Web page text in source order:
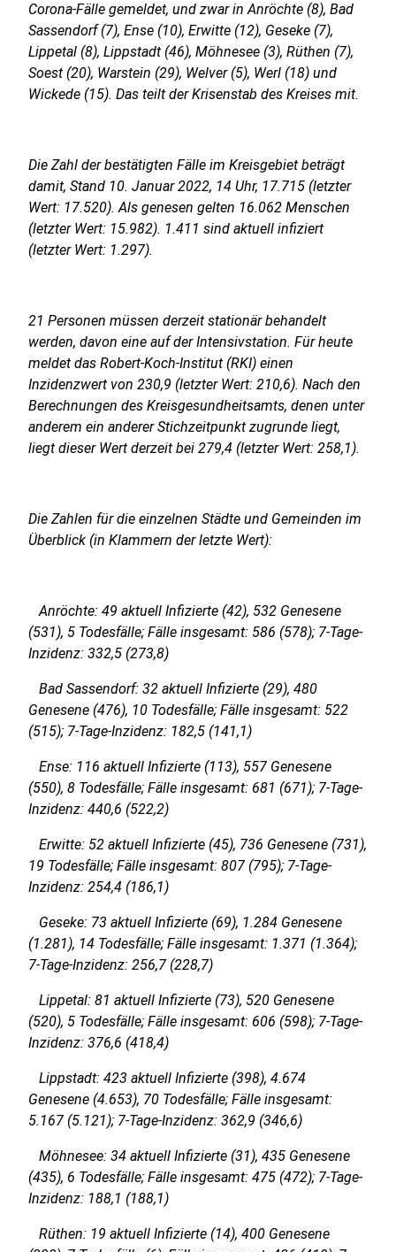
Corona-Fälle gemeldet, und zwar in Anröchte (8), Bad
Sassendorf (7), Ense (10), Erwitte (12), Geseke (7),
Lippetal (8), Lippstadt (46), Möhnesee (3), Rüthen (7),
Soest (20), Warstein (29), Welver (5), Werl (18) und
Wickede (15). Das teilt der Krisenstab des Kreises mit.
Die Zahl der bestätigten Fälle im Kreisgebiet beträgt
damit, Stand 10. Januar 2022, 14 Uhr, 17.715 (letzter
Wert: 17.520). Als genesen gelten 16.062 Menschen
(letzter Wert: 15.982). 1.411 sind aktuell infiziert
(letzter Wert: 1.297).
21 Personen müssen derzeit stationär behandelt
werden, davon eine auf der Intensivstation. Für heute
meldet das Robert-Koch-Institut (RKI) einen
Inzidenzwert von 230,9 (letzter Wert: 210,6). Nach den
Berechnungen des Kreisgesundheitsamts, denen unter
anderem ein anderer Stichzeitpunkt zugrunde liegt,
liegt dieser Wert derzeit bei 279,4 (letzter Wert: 258,1).
Die Zahlen für die einzelnen Städte und Gemeinden im
Überblick (in Klammern der letzte Wert):
Anröchte: 49 aktuell Infizierte (42), 532 Genesene
(531), 5 Todesfälle; Fälle insgesamt: 586 (578); 7-Tage-
Inzidenz: 332,5 (273,8)
Bad Sassendorf: 32 aktuell Infizierte (29), 480
Genesene (476), 10 Todesfälle; Fälle insgesamt: 522
(515); 7-Tage-Inzidenz: 182,5 (141,1)
Ense: 116 aktuell Infizierte (113), 557 Genesene
(550), 8 Todesfälle; Fälle insgesamt: 681 (671); 7-Tage-
Inzidenz: 440,6 (522,2)
Erwitte: 52 aktuell Infizierte (45), 736 Genesene (731),
19 Todesfälle; Fälle insgesamt: 807 (795); 7-Tage-
Inzidenz: 254,4 (186,1)
Geseke: 73 aktuell Infizierte (69), 1.284 Genesene
(1.281), 14 Todesfälle; Fälle insgesamt: 1.371 (1.364);
7-Tage-Inzidenz: 256,7 (228,7)
Lippetal: 81 aktuell Infizierte (73), 520 Genesene
(520), 5 Todesfälle; Fälle insgesamt: 606 (598); 7-Tage-
Inzidenz: 376,6 (418,4)
Lippstadt: 423 aktuell Infizierte (398), 4.674
Genesene (4.653), 70 Todesfälle; Fälle insgesamt:
5.167 (5.121); 7-Tage-Inzidenz: 362,9 (346,6)
Möhnesee: 34 aktuell Infizierte (31), 435 Genesene
(435), 6 Todesfälle; Fälle insgesamt: 475 (472); 7-Tage-
Inzidenz: 188,1 (188,1)
Rüthen: 19 aktuell Infizierte (14), 400 Genesene